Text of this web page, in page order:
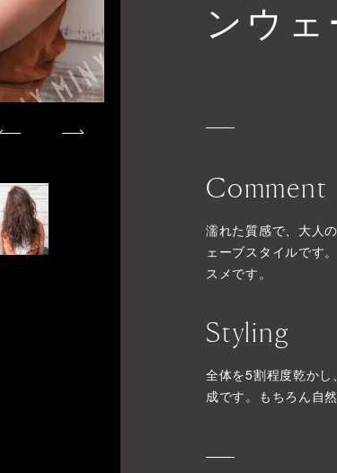
ンウェ
Comment
濡れた質感で、大人
ェーブスタイルです
スメです。
Styling
全体を5割程度乾か
成です。もちろん自